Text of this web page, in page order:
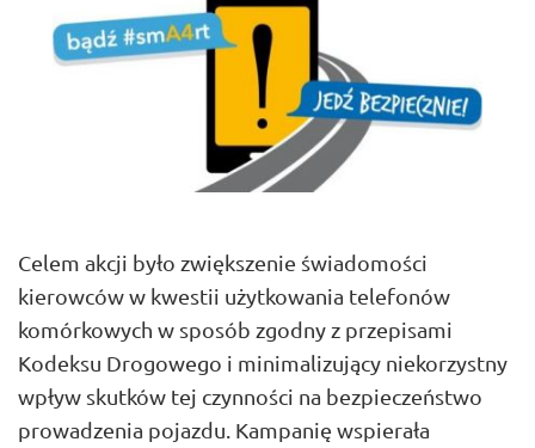
Celem akcji było zwiększenie świadomości
kierowców w kwestii użytkowania telefonów
komórkowych w sposób zgodny z przepisami
Kodeksu Drogowego i minimalizujący niekorzystny
wpływ skutków tej czynności na bezpieczeństwo
prowadzenia pojazdu. Kampanię wspierała